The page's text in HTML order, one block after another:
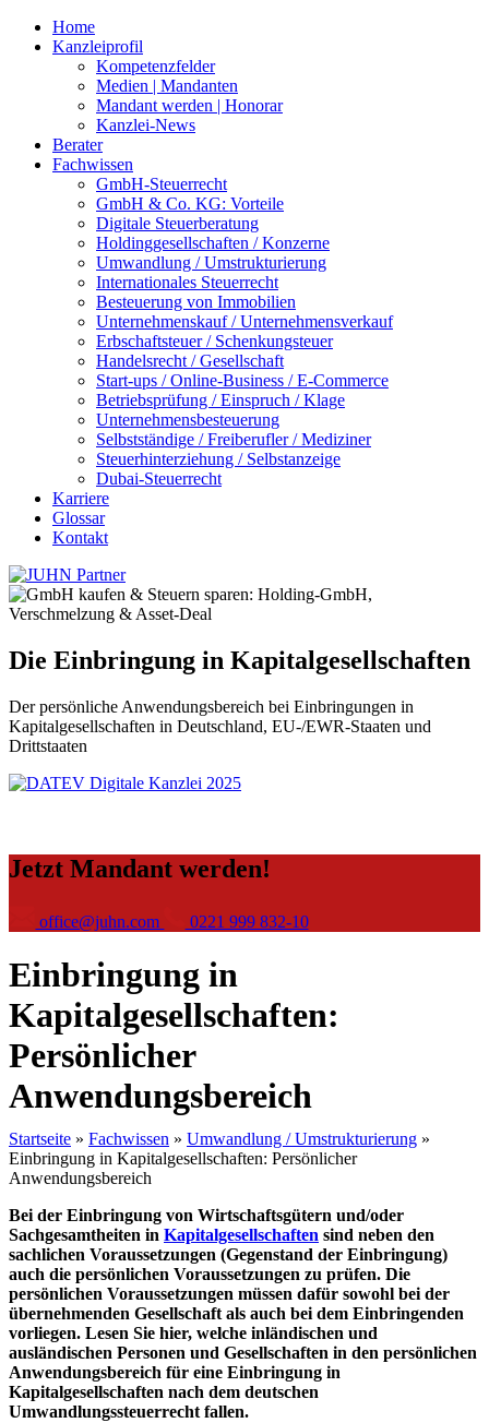
Home
Kanzleiprofil
Kompetenzfelder
Medien | Mandanten
Mandant werden | Honorar
Kanzlei-News
Berater
Fachwissen
GmbH-Steuerrecht
GmbH & Co. KG: Vorteile
Digitale Steuerberatung
Holdinggesellschaften / Konzerne
Umwandlung / Umstrukturierung
Internationales Steuerrecht
Besteuerung von Immobilien
Unternehmenskauf / Unternehmensverkauf
Erbschaftsteuer / Schenkungsteuer
Handelsrecht / Gesellschaft
Start-ups / Online-Business / E-Commerce
Betriebsprüfung / Einspruch / Klage
Unternehmensbesteuerung
Selbstständige / Freiberufler / Mediziner
Steuerhinterziehung / Selbstanzeige
Dubai-Steuerrecht
Karriere
Glossar
Kontakt
Die Einbringung in Kapitalgesellschaften
Der persönliche Anwendungsbereich bei Einbringungen in
Kapitalgesellschaften in Deutschland, EU-/EWR-Staaten und
Drittstaaten
Jetzt Mandant werden!
office@juhn.com 0221 999 832-10
Einbringung in
Kapitalgesellschaften:
Persönlicher
Anwendungsbereich
Startseite » Fachwissen » Umwandlung / Umstrukturierung »
Einbringung in Kapitalgesellschaften: Persönlicher
Anwendungsbereich
Bei der Einbringung von Wirtschaftsgütern und/oder
Sachgesamtheiten in Kapitalgesellschaften sind neben den
sachlichen Voraussetzungen (Gegenstand der Einbringung)
auch die persönlichen Voraussetzungen zu prüfen. Die
persönlichen Voraussetzungen müssen dafür sowohl bei der
übernehmenden Gesellschaft als auch bei dem Einbringenden
vorliegen. Lesen Sie hier, welche inländischen und
ausländischen Personen und Gesellschaften in den persönlichen
Anwendungsbereich für eine Einbringung in
Kapitalgesellschaften nach dem deutschen
Umwandlungssteuerrecht fallen.